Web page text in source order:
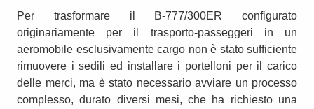
Per trasformare il B-777/300ER configurato
originariamente per il trasporto-passeggeri in un
aeromobile esclusivamente cargo non è stato sufficiente
rimuovere i sedili ed installare i portelloni per il carico
delle merci, ma è stato necessario avviare un processo
complesso, durato diversi mesi, che ha richiesto una